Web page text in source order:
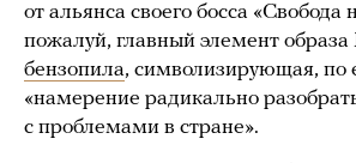
от альянса своего босса «Свобода
пожалуй, главный элемент
бензопила, символизирующая, по
«намерение радикально
с проблемами в стране».